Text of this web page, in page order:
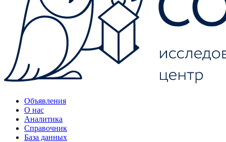
Объявления
О нас
Аналитика
Справочник
База данных